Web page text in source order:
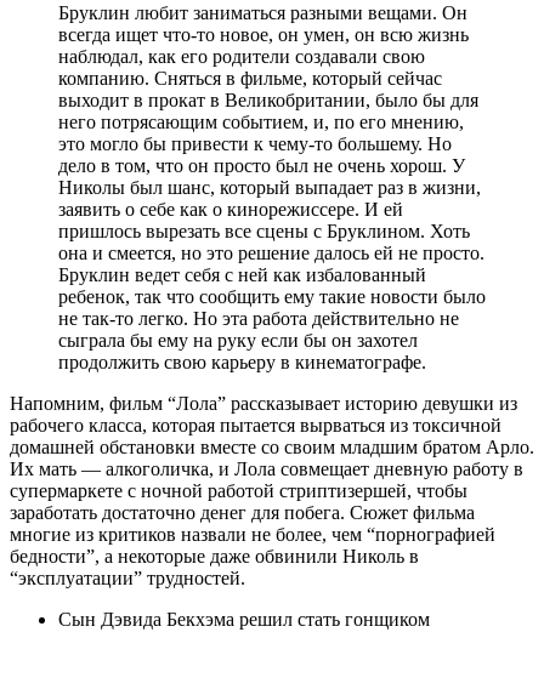
Бруклин любит заниматься разными вещами. Он
всегда ищет что-то новое, он умен, он всю жизнь
наблюдал, как его родители создавали свою
компанию. Сняться в фильме, который сейчас
выходит в прокат в Великобритании, было бы для
него потрясающим событием, и, по его мнению,
это могло бы привести к чему-то большему. Но
дело в том, что он просто был не очень хорош. У
Николы был шанс, который выпадает раз в жизни,
заявить о себе как о кинорежиссере. И ей
пришлось вырезать все сцены с Бруклином. Хоть
она и смеется, но это решение далось ей не просто.
Бруклин ведет себя с ней как избалованный
ребенок, так что сообщить ему такие новости было
не так-то легко. Но эта работа действительно не
сыграла бы ему на руку если бы он захотел
продолжить свою карьеру в кинематографе.
Напомним, фильм “Лола” рассказывает историю девушки из
рабочего класса, которая пытается вырваться из токсичной
домашней обстановки вместе со своим младшим братом Арло.
Их мать — алкоголичка, и Лола совмещает дневную работу в
супермаркете с ночной работой стриптизершей, чтобы
заработать достаточно денег для побега. Сюжет фильма
многие из критиков назвали не более, чем “порнографией
бедности”, а некоторые даже обвинили Николь в
“эксплуатации” трудностей.
Сын Дэвида Бекхэма решил стать гонщиком